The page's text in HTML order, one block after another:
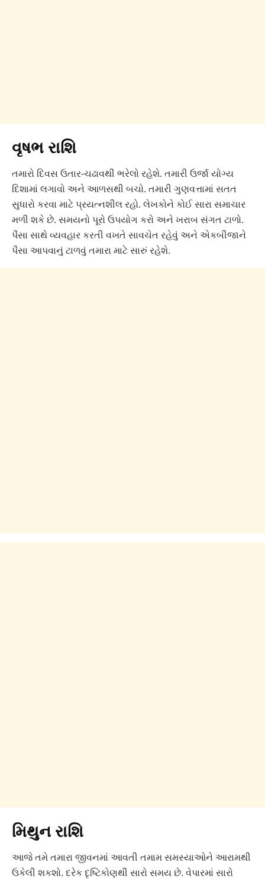
વૃષભ રાશિ
તમારો દિવસ ઉતાર-ચઢાવથી ભરેલો રહેશે. તમારી ઉર્જા યોગ્ય
દિશામાં લગાવો અને આળસથી બચો. તમારી ગુણવત્તામાં સતત
સુધારો કરવા માટે પ્રયત્નશીલ રહો. લેખકોને કોઈ સારા સમાચાર
મળી શકે છે. સમયનો પૂરો ઉપયોગ કરો અને ખરાબ સંગત ટાળો.
પૈસા સાથે વ્યવહાર કરતી વખતે સાવચેત રહેવું અને એકબીજાને
પૈસા આપવાનું ટાળવું તમારા માટે સારું રહેશે.
મિથુન રાશિ
આજે તમે તમારા જીવનમાં આવતી તમામ સમસ્યાઓને આરામથી
ઉકેલી શકશો. દરેક દૃષ્ટિકોણથી સારો સમય છે. વેપારમાં સારો